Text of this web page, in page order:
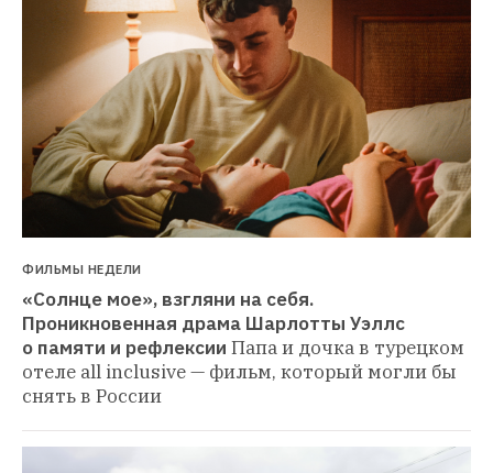
ФИЛЬМЫ НЕДЕЛИ
«Солнце мое», взгляни на себя.
Проникновенная драма Шарлотты Уэллс
о памяти и рефлексии Папа и дочка в турецком
отеле all inclusive — фильм, который могли бы
снять в России